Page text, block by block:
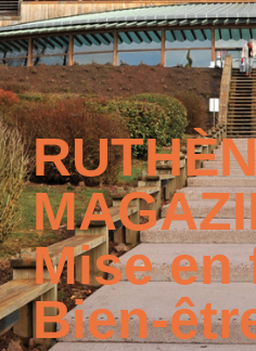
Mise en
Bien-